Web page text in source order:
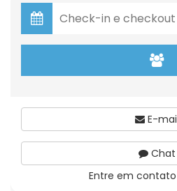
E-
Chat
Entre em